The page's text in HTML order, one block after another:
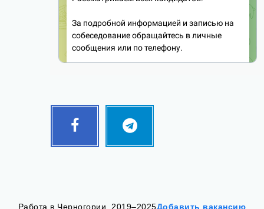
Facebook Telegram
Follow
Работа в Черногории, 2019–2025Добавить вакансию